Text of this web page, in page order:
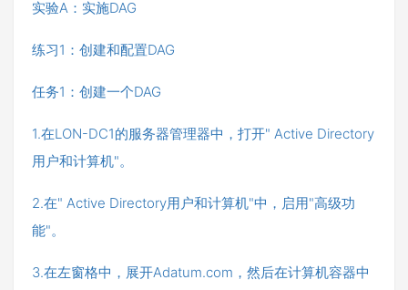
实验A：实施DAG
练习1：创建和配置DAG
任务1：创建一个DAG
1.在LON-DC1的服务器管理器中，打开" Active Directory
用户和计算机"。
2.在" Active Directory用户和计算机"中，启用"高级功
能"。
3.在左窗格中，展开Adatum.com，然后在计算机容器中